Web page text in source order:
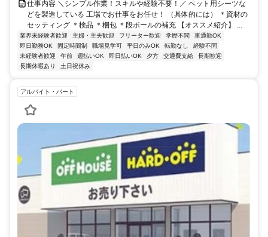
仕事内容 ＼シンプル作業！スキルや経験不要！／ ペット用シーツな
どを製造している 工場でお仕事をお任せ！ （具体的には） ＊資材の
セッティング ＊検品 ＊梱包 ＊段ボールの補充 【オススメ紹介】 ...
業界未経験者歓迎 主婦・主夫歓迎 フリーター歓迎 学歴不問
車通勤OK
即日勤務OK
固定時間制 職場見学可 平日のみOK 転勤なし
経験不問
未経験者歓迎
午前 週払いOK 即日払いOK 夕方 交通費支給
長期歓迎
長期休暇あり
土日祝休み
アルバイト・パート